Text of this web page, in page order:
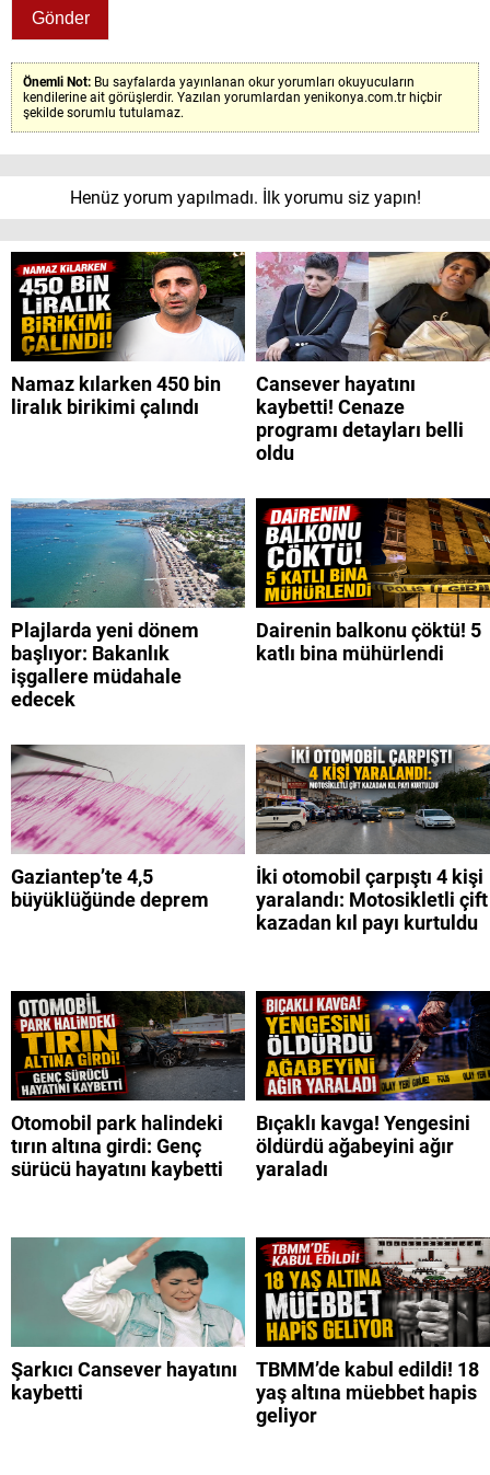
Önemli Not: Bu sayfalarda yayınlanan okur yorumları okuyucuların
kendilerine ait görüşlerdir. Yazılan yorumlardan yenikonya.com.tr hiçbir
şekilde sorumlu tutulamaz.
Henüz yorum yapılmadı. İlk yorumu siz yapın!
Namaz kılarken 450 bin
liralık birikimi çalındı
Cansever hayatını
kaybetti! Cenaze
programı detayları belli
oldu
Plajlarda yeni dönem
başlıyor: Bakanlık
işgallere müdahale
edecek
Dairenin balkonu çöktü! 5
katlı bina mühürlendi
Gaziantep’te 4,5
büyüklüğünde deprem
İki otomobil çarpıştı 4 kişi
yaralandı: Motosikletli çift
kazadan kıl payı kurtuldu
Otomobil park halindeki
tırın altına girdi: Genç
sürücü hayatını kaybetti
Bıçaklı kavga! Yengesini
öldürdü ağabeyini ağır
yaraladı
Şarkıcı Cansever hayatını
kaybetti
TBMM’de kabul edildi! 18
yaş altına müebbet hapis
geliyor